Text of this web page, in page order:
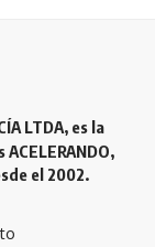
LTDA, es la
el 2002.